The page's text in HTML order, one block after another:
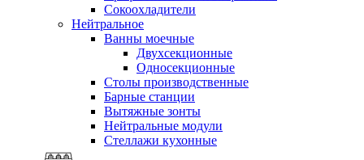
Сокоохладители
Нейтральное
Ванны моечные
Двухсекционные
Односекционные
Столы производственные
Барные станции
Вытяжные зонты
Нейтральные модули
Стеллажи кухонные